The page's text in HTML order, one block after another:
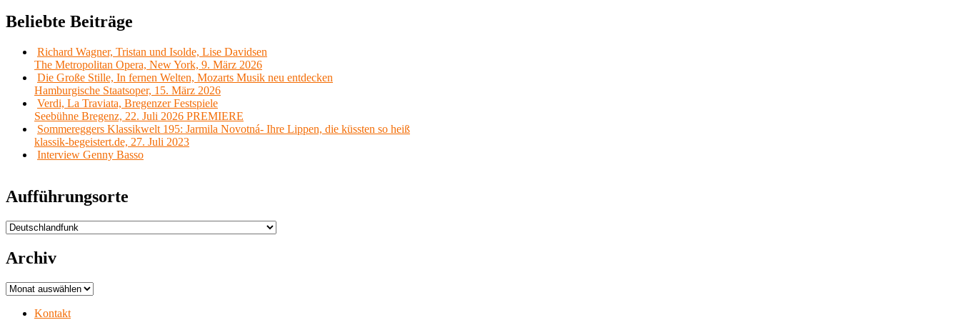
Beliebte Beiträge
Richard Wagner, Tristan und Isolde, Lise Davidsen
The Metropolitan Opera, New York, 9. März 2026
Die Große Stille, In fernen Welten, Mozarts Musik neu entdecken
Hamburgische Staatsoper, 15. März 2026
Verdi, La Traviata, Bregenzer Festspiele
Seebühne Bregenz, 22. Juli 2026 PREMIERE
Sommereggers Klassikwelt 195: Jarmila Novotná- Ihre Lippen, die küssten so heiß
klassik-begeistert.de, 27. Juli 2023
Interview Genny Basso
Aufführungsorte
Aufführungsorte
Archiv
Archiv
Kontakt